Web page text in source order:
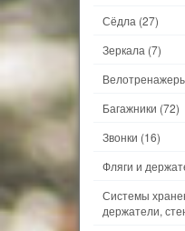
Сёдла (27)
Зеркала (7)
Багажники (72)
Звонки (16)
Фляги и
Системы
держатели,